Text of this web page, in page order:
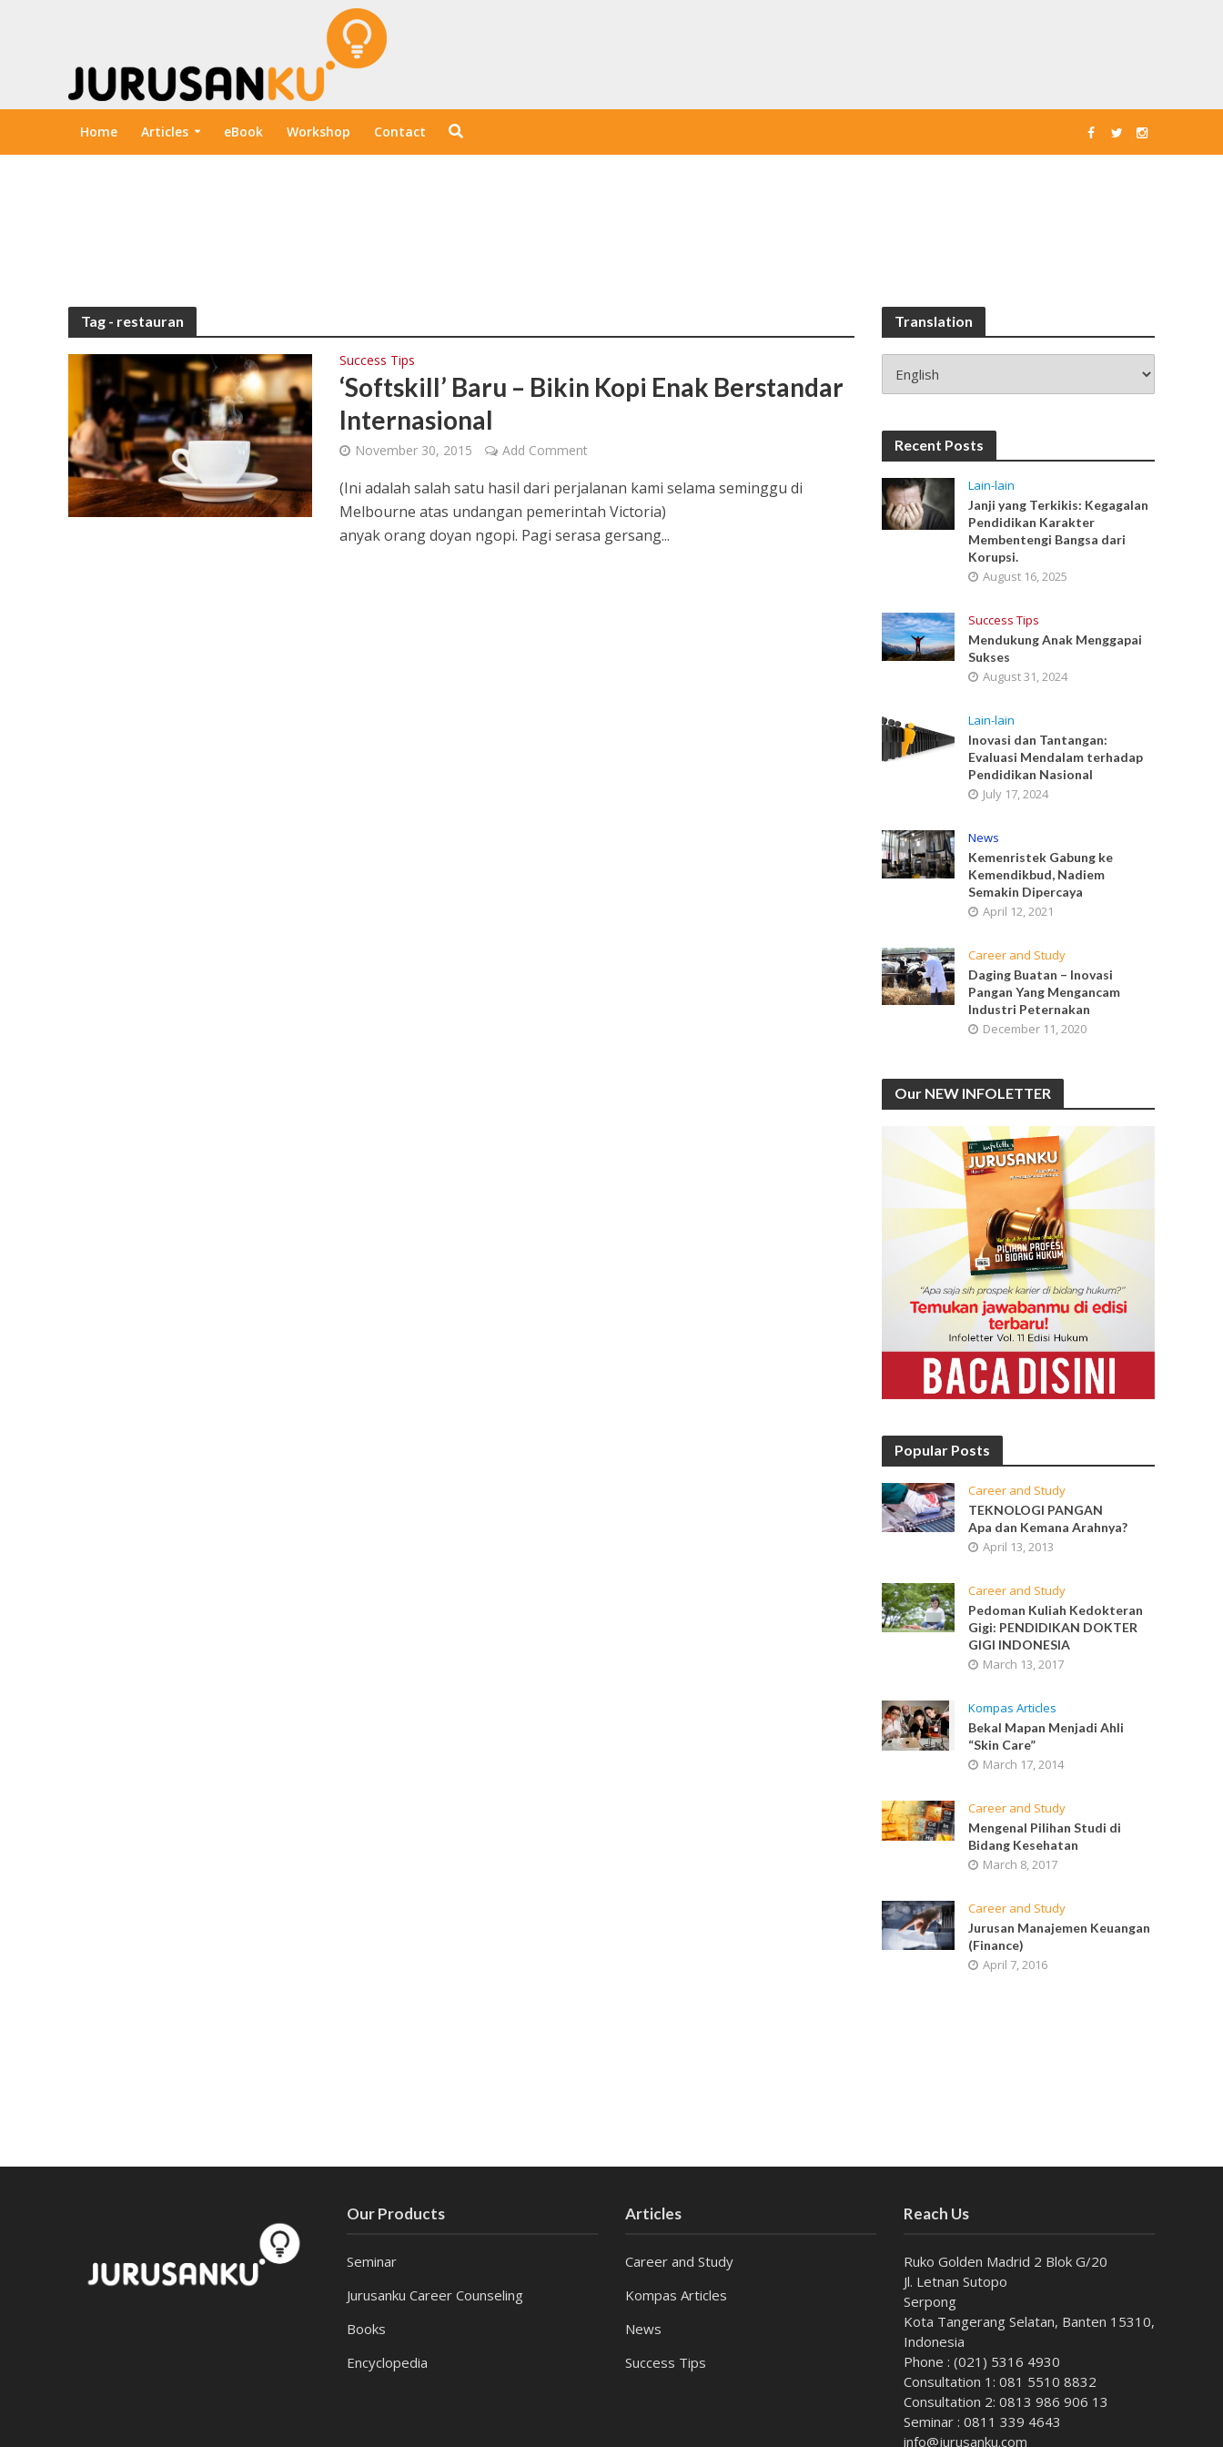
Home Articles eBook Workshop Contact
Tag - restauran
Success Tips
‘Softskill’ Baru – Bikin Kopi Enak Berstandar
Internasional
November 30, 2015 Add Comment
(Ini adalah salah satu hasil dari perjalanan kami selama seminggu di
Melbourne atas undangan pemerintah Victoria)
anyak orang doyan ngopi. Pagi serasa gersang...
Translation
Recent Posts
Lain-lain
Janji yang Terkikis: Kegagalan
Pendidikan Karakter
Membentengi Bangsa dari
Korupsi.
August 16, 2025
Success Tips
Mendukung Anak Menggapai
Sukses
August 31, 2024
Lain-lain
Inovasi dan Tantangan:
Evaluasi Mendalam terhadap
Pendidikan Nasional
July 17, 2024
News
Kemenristek Gabung ke
Kemendikbud, Nadiem
Semakin Dipercaya
April 12, 2021
Career and Study
Daging Buatan – Inovasi
Pangan Yang Mengancam
Industri Peternakan
December 11, 2020
Our NEW INFOLETTER
Popular Posts
Career and Study
TEKNOLOGI PANGAN
Apa dan Kemana Arahnya?
April 13, 2013
Career and Study
Pedoman Kuliah Kedokteran
Gigi: PENDIDIKAN DOKTER
GIGI INDONESIA
March 13, 2017
Kompas Articles
Bekal Mapan Menjadi Ahli
“Skin Care”
March 17, 2014
Career and Study
Mengenal Pilihan Studi di
Bidang Kesehatan
March 8, 2017
Career and Study
Jurusan Manajemen Keuangan
(Finance)
April 7, 2016
Our Products
Seminar
Jurusanku Career Counseling
Books
Encyclopedia
Articles
Career and Study
Kompas Articles
News
Success Tips
Reach Us
Ruko Golden Madrid 2 Blok G/20
Jl. Letnan Sutopo
Serpong
Kota Tangerang Selatan, Banten 15310,
Indonesia
Phone : (021) 5316 4930
Consultation 1: 081 5510 8832
Consultation 2: 0813 986 906 13
Seminar : 0811 339 4643
info@jurusanku.com